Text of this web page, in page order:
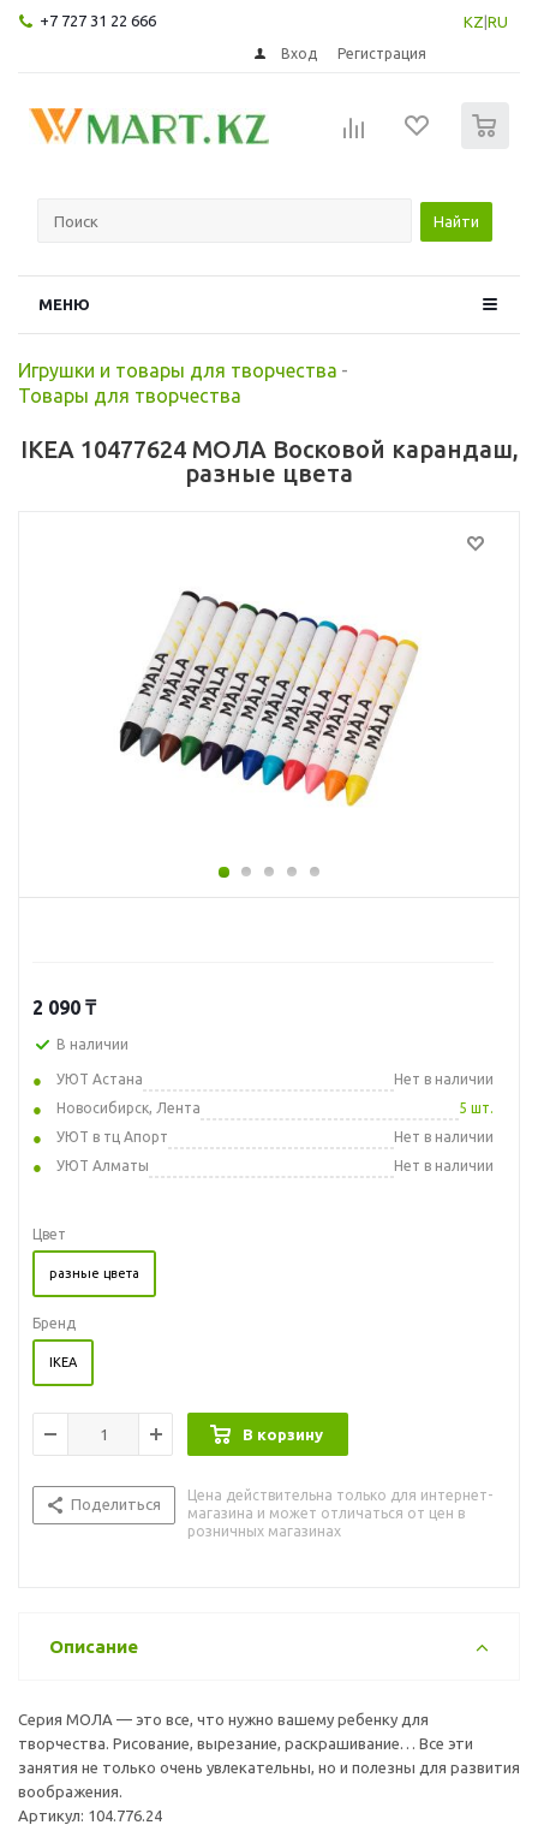
+7 727 31 22 666 KZ RU
Вход Регистрация
Найти
МЕНЮ
Игрушки и товары для творчества -
Товары для творчества
IKEA 10477624 МОЛА Восковой карандаш,
разные цвета
2 090 ₸
В наличии
УЮТ Астана
Нет в наличии
Новосибирск, Лента
5 шт.
УЮТ в тц Апорт
Нет в наличии
УЮТ Алматы
Нет в наличии
Цвет
разные цвета
Бренд
IKEA
В корзину
Поделиться
Цена действительна только для интернет-
магазина и может отличаться от цен в
розничных магазинах
Описание
Серия МОЛА — это все, что нужно вашему ребенку для
творчества. Рисование, вырезание, раскрашивание… Все эти
занятия не только очень увлекательны, но и полезны для развития
воображения.
Артикул: 104.776.24